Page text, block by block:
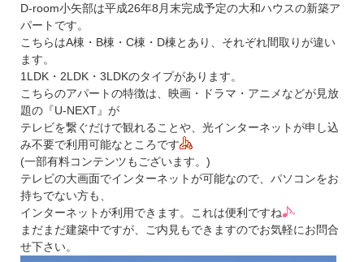
D-room小矢部は平成26年8月末完成予定の大和ハウスの新築ア
パートです。
こちらはA棟・B棟・C棟・D棟とあり、それぞれ間取りが違い
ます。
1LDK・2LDK・3LDKのタイプがあります。
こちらのアパートの特徴は、映画・ドラマ・アニメなどが見放
題の『U-NEXT』が
テレビを繋ぐだけで観れることや、光インターネットが申し込
み不要で利用可能なところです
(一部有料コンテンツもございます。)
テレビの大画面でインターネットが可能なので、パソコンをお
持ちでない方も、
インターネットが利用できます。これは便利ですね
まだまだ建築中ですが、ご内見もできますのでお気軽にお問合
せ下さい。